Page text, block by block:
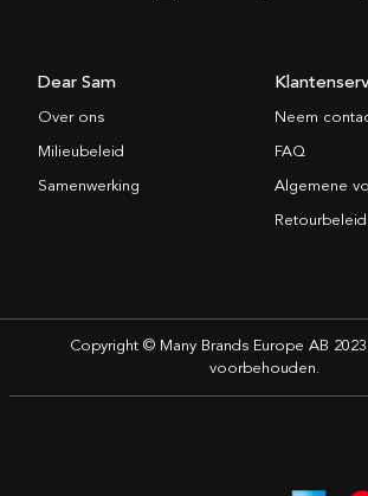
Dear Sam
Over ons
Milieubeleid
Samenwerking
Neem
FAQ
Algemene
Retourbeleid
Copyright © Many Brands Europe AB
voorbehouden.